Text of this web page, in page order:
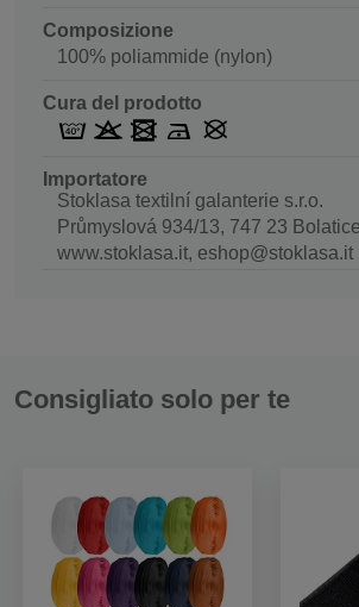
Composizione
100% poliammide (nylon)
Cura del prodotto
Importatore
Stoklasa textilní galanterie s.r.o.
Průmyslová 934/13, 747 23
www.stoklasa.it, eshop@stoklasa.it
Consigliato solo per te